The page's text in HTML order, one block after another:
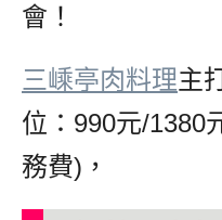
會！
三嵊亭肉料理主
位：990元/1380
務費)，